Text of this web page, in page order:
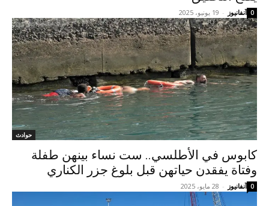
آنفانيوز - 19 يونيو، 2025 0
حوادث
كابوس في الأطلسي.. ست نساء بينهن طفلة
وفتاة يفقدن حياتهن قبل بلوغ جزر الكناري
آنفانيوز - 28 مايو، 2025 0